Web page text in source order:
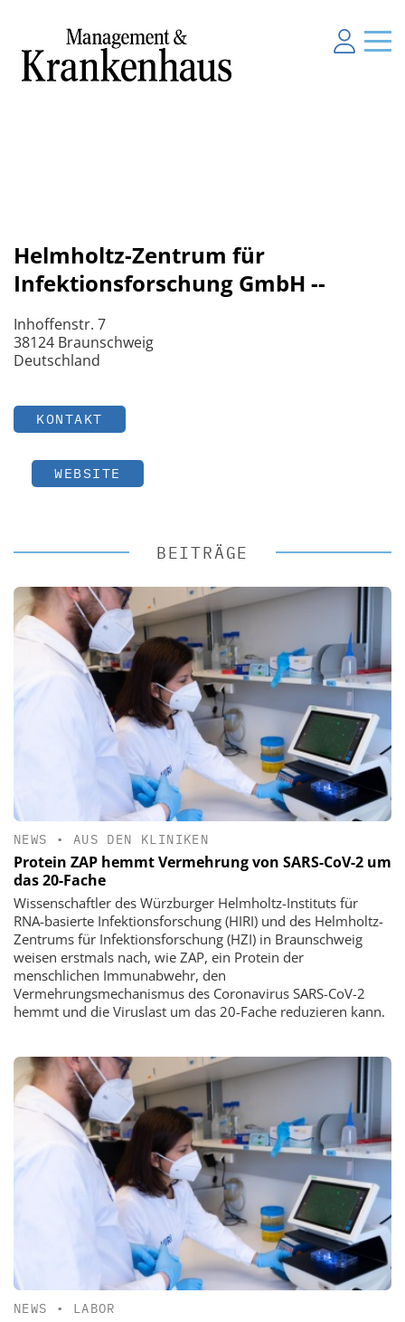
Helmholtz-Zentrum für
Infektionsforschung GmbH --
Inhoffenstr. 7
38124 Braunschweig
Deutschland
KONTAKT
WEBSITE
BEITRÄGE
NEWS • AUS DEN KLINIKEN
Protein ZAP hemmt Vermehrung von SARS-CoV-2 um
das 20-Fache
Wissenschaftler des Würzburger Helmholtz-Instituts für
RNA-basierte Infektionsforschung (HIRI) und des Helmholtz-
Zentrums für Infektionsforschung (HZI) in Braunschweig
weisen erstmals nach, wie ZAP, ein Protein der
menschlichen Immunabwehr, den
Vermehrungsmechanismus des Coronavirus SARS-CoV-2
hemmt und die Viruslast um das 20-Fache reduzieren kann.
NEWS • LABOR